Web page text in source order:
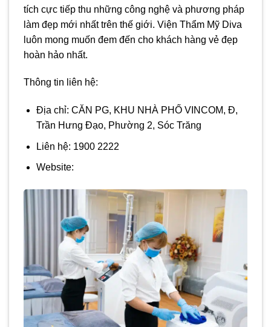
tích cực tiếp thu những công nghệ và phương pháp
làm đẹp mới nhất trên thế giới. Viện Thẩm Mỹ Diva
luôn mong muốn đem đến cho khách hàng vẻ đẹp
hoàn hảo nhất.
Thông tin liên hệ:
Địa chỉ: CĂN PG, KHU NHÀ PHỐ VINCOM, Đ,
Trần Hưng Đạo, Phường 2, Sóc Trăng
Liên hệ: 1900 2222
Website: